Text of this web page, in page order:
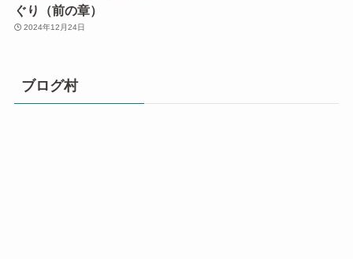
ぐり（前の章）
2024年12月24日
ブログ村